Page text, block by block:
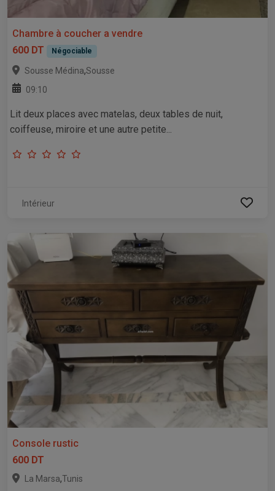
Chambre à coucher a vendre
600 DT
Négociable
Sousse Médina,Sousse
09:10
Lit deux places avec matelas, deux tables de nuit,
coiffeuse, miroire et une autre petite...
Intérieur
Console rustic
600 DT
La Marsa,Tunis